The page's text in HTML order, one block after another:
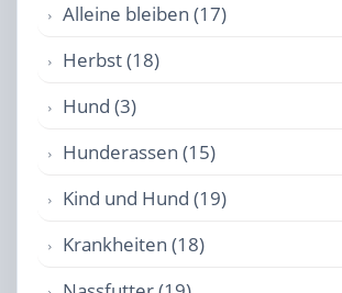
Alleine bleiben (17)
Herbst (18)
Hund (3)
Hunderassen (15)
Kind und Hund (19)
Krankheiten (18)